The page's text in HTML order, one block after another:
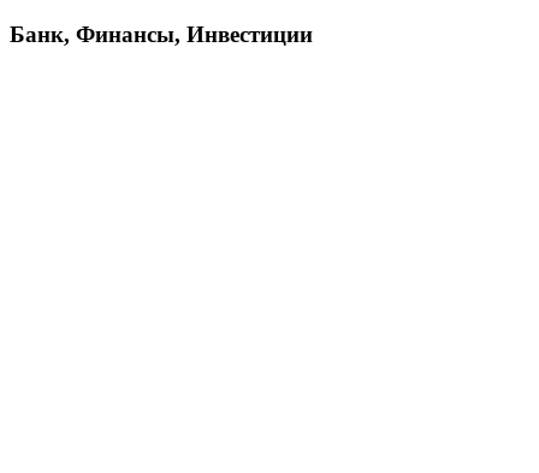
Банк, Финансы, Инвестиции